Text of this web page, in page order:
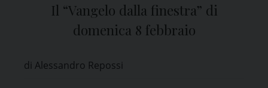
Il “Vangelo dalla finestra” di
domenica 8 febbraio
di Alessandro Repossi